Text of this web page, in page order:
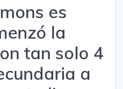
es
la
tan solo 4
a